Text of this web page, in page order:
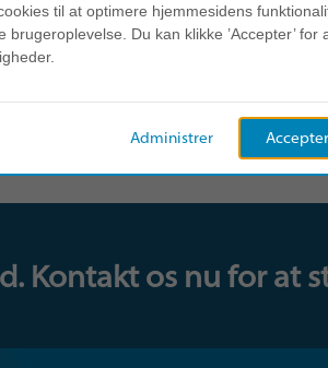
sig bedst her i verden, får 84
for. Vi arbejder med
for at få hele
af dem.
Kontakt os nu for at
til at optimere hjemmesidens
brugeroplevelse. Du kan klikke ’Accepter’ for
Accepter
Administrer